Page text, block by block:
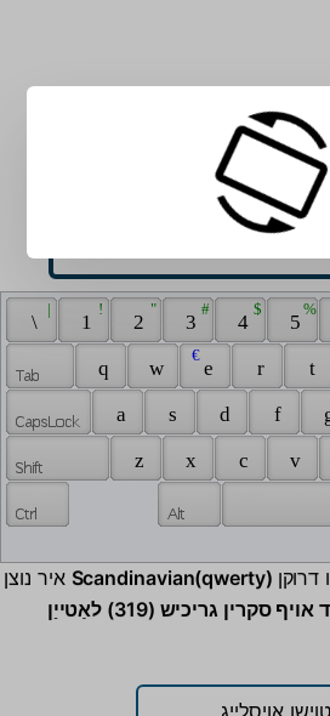
\
|
1
!
2
"
3
#
4
$
5
%
q w e
€
r t
a
s d f
z
x c v
איר נוצן
דרוקן
סקרין גריכיש (319) לאַטייַן
טוישן אויסלייג